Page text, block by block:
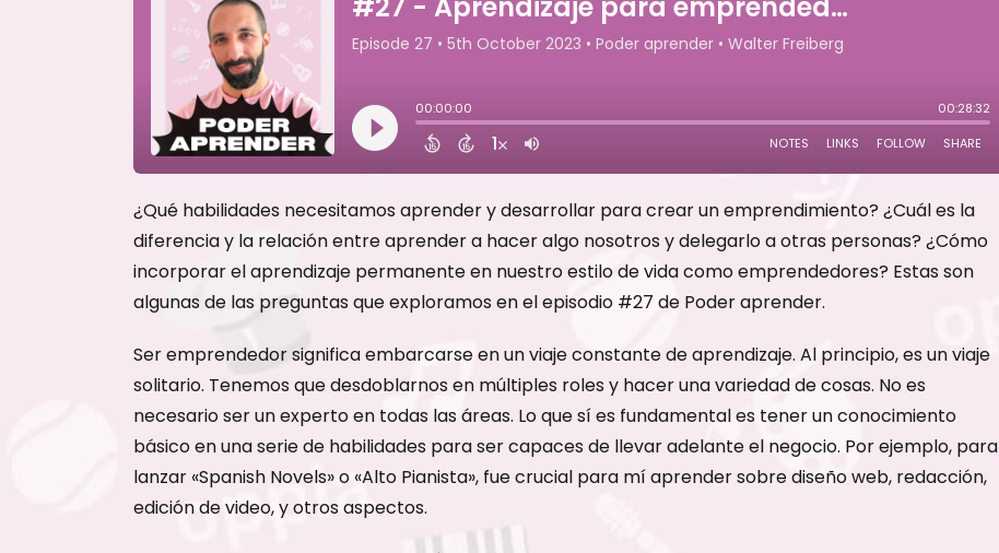
¿Qué habilidades necesitamos aprender y desarrollar para crear un emprendimiento? ¿Cuál es la
diferencia y la relación entre aprender a hacer algo nosotros y delegarlo a otras personas? ¿Cómo
incorporar el aprendizaje permanente en nuestro estilo de vida como emprendedores? Estas son
algunas de las preguntas que exploramos en el episodio #27 de Poder aprender.
Ser emprendedor significa embarcarse en un viaje constante de aprendizaje. Al principio, es un viaje
solitario. Tenemos que desdoblarnos en múltiples roles y hacer una variedad de cosas. No es
necesario ser un experto en todas las áreas. Lo que sí es fundamental es tener un conocimiento
básico en una serie de habilidades para ser capaces de llevar adelante el negocio. Por ejemplo, para
lanzar «Spanish Novels» o «Alto Pianista», fue crucial para mí aprender sobre diseño web, redacción,
edición de video, y otros aspectos.